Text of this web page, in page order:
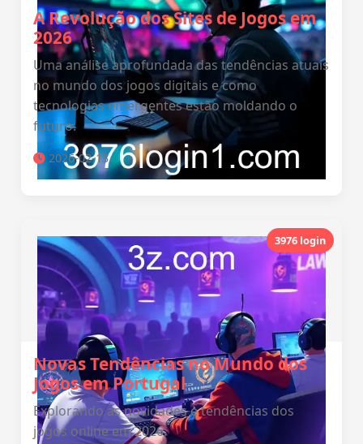
A Revolução dos Sites de Jogos em
2026
Uma análise aprofundada das tendências atuais
no mundo dos jogos digitais e como
tecnologias emergentes estão moldando o
futuro.
2026-02-13
3976 login
Novas Tendências no Mundo dos
Jogos em Portugal
Explorando as novidades e tendências dos
jogos online em 2026.